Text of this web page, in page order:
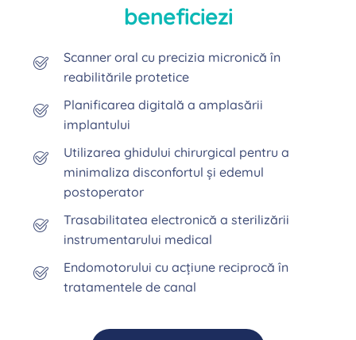
beneficiezi
Scanner oral cu precizia micronică în
reabilitările protetice
Planificarea digitală a amplasării
implantului
Utilizarea ghidului chirurgical pentru a
minimaliza disconfortul și edemul
postoperator
Trasabilitatea electronică a sterilizării
instrumentarului medical
Endomotorului cu acțiune reciprocă în
tratamentele de canal